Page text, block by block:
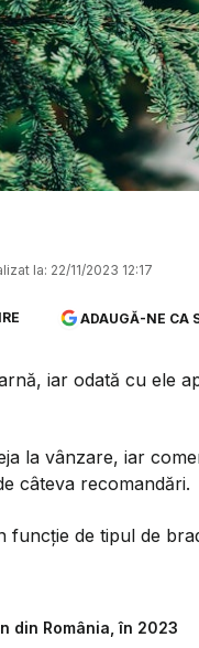
la: 22/11/2023 12:17
ADAUGĂ-NE CA
iar odată cu ele
la vânzare, iar
câteva recomandări.
de tipul de
din România, în 2023